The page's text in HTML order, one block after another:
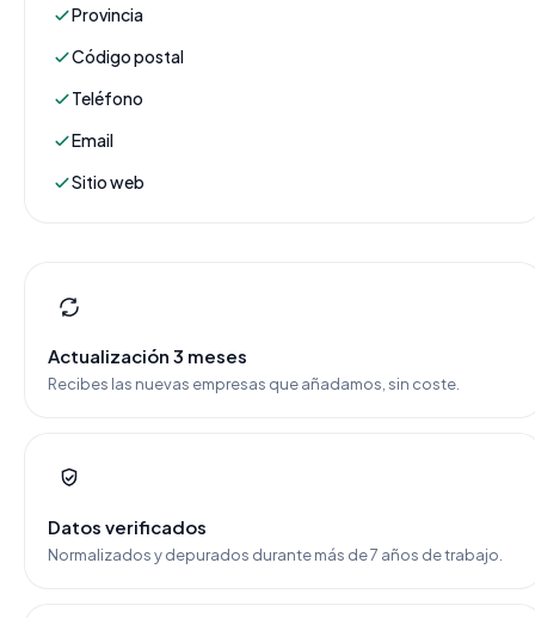
Provincia
Código postal
Teléfono
Email
Sitio web
Actualización 3 meses
Recibes las nuevas empresas que añadamos, sin coste.
Datos verificados
Normalizados y depurados durante más de 7 años de trabajo.